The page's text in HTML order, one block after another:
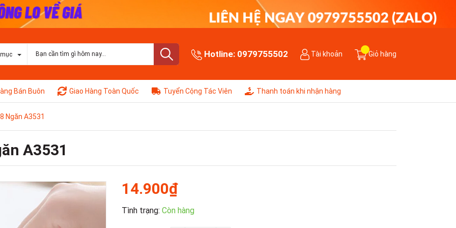
Hotline: 0979755502 Tài khoản Giỏ hàng
Bán Buôn Giao Hàng Toàn Quốc Tuyển Cộng Tác Viên Thanh toán khi nhận hàng
Ngăn A3531
A3531
14.900₫
Tình trạng: Còn hàng